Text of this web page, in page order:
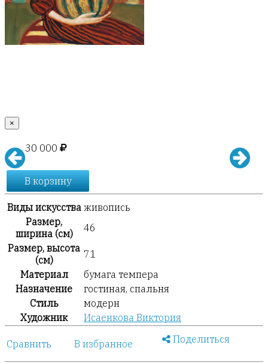
×
30 000
В корзину
Виды искусства живопись
Размер,
ширина (см)
46
Размер, высота
(см)
71
Материал
бумага темпера
Назначение
гостиная, спальня
Стиль
модерн
Художник
Исаенкова Виктория
Сравнить В избранное Поделиться